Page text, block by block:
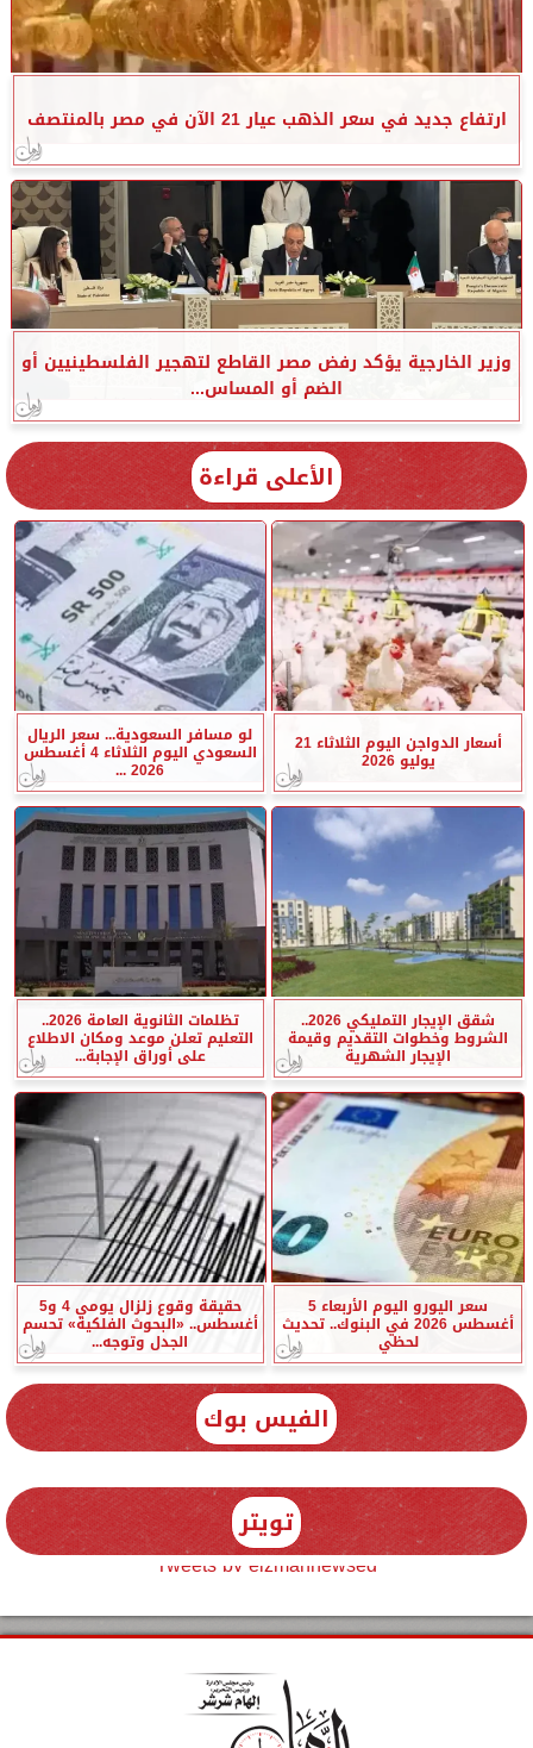
ارتفاع جديد في سعر الذهب عيار 21 الآن في مصر بالمنتصف
وزير الخارجية يؤكد رفض مصر القاطع لتهجير الفلسطينيين أو
الضم أو المساس...
الأعلى قراءة
أسعار الدواجن اليوم الثلاثاء 21
يوليو 2026
لو مسافر السعودية... سعر الريال
السعودي اليوم الثلاثاء 4 أغسطس
2026 ...
شقق الإيجار التمليكي 2026..
الشروط وخطوات التقديم وقيمة
الإيجار الشهرية
تظلمات الثانوية العامة 2026..
التعليم تعلن موعد ومكان الاطلاع
على أوراق الإجابة...
سعر اليورو اليوم الأربعاء 5
أغسطس 2026 في البنوك.. تحديث
لحظي
حقيقة وقوع زلزال يومي 4 و5
أغسطس.. «البحوث الفلكية» تحسم
الجدل وتوجه...
الفيس بوك
تويتر
Tweets by elzmannewseg